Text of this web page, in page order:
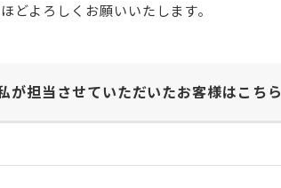
どよろしくお願いいたします。
が担当させていただいたお客様はこちら